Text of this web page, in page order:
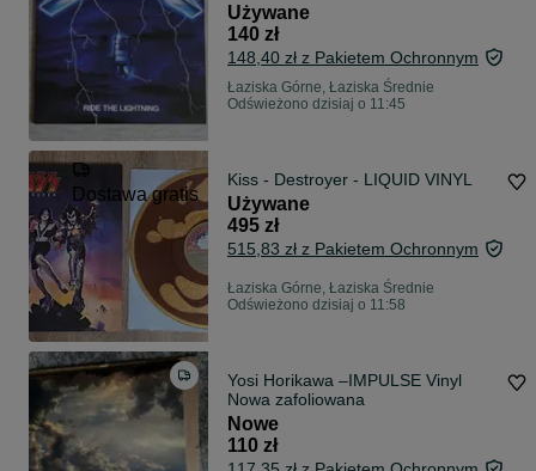
Używane
140 zł
148,40 zł z Pakietem Ochronnym
Łaziska Górne, Łaziska Średnie
Odświeżono dzisiaj o 11:45
Dostawa gratis
Kiss - Destroyer - LIQUID VINYL
Używane
495 zł
515,83 zł z Pakietem Ochronnym
Łaziska Górne, Łaziska Średnie
Odświeżono dzisiaj o 11:58
Yosi Horikawa –IMPULSE Vinyl
Nowa zafoliowana
Nowe
110 zł